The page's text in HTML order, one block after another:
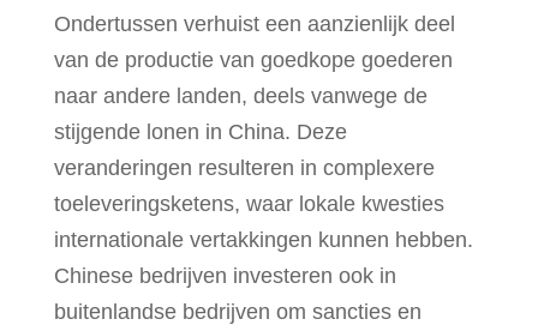
Ondertussen verhuist een aanzienlijk deel
van de productie van goedkope goederen
naar andere landen, deels vanwege de
stijgende lonen in China. Deze
veranderingen resulteren in complexere
toeleveringsketens, waar lokale kwesties
internationale vertakkingen kunnen hebben.
Chinese bedrijven investeren ook in
buitenlandse bedrijven om sancties en